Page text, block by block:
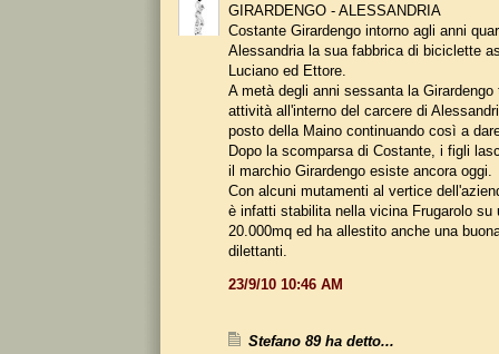
GIRARDENGO - ALESSANDRIA
Costante Girardengo intorno agli anni
Alessandria la sua fabbrica di biciclette
Luciano ed Ettore.
A metà degli anni sessanta la
attività all'interno del carcere di
posto della Maino continuando così a
Dopo la scomparsa di Costante, i figli
il marchio Girardengo esiste ancora oggi.
Con alcuni mutamenti al vertice
è infatti stabilita nella vicina Frugarolo su
20.000mq ed ha allestito anche una
dilettanti.
23/9/10 10:46 AM
Stefano 89 ha detto...